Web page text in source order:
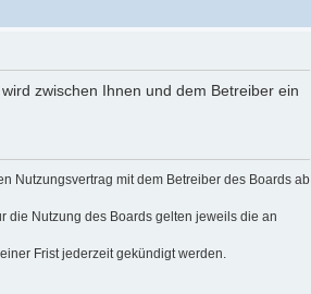
zwischen Ihnen und dem Betreiber ein
Nutzungsvertrag mit dem Betreiber des Boards ab
die Nutzung des Boards gelten jeweils die an
Frist jederzeit gekündigt werden.